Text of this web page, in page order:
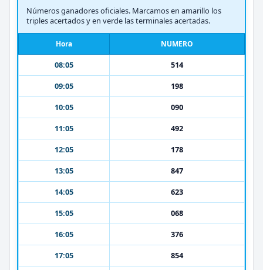
Números ganadores oficiales. Marcamos en amarillo los
triples acertados y en verde las terminales acertadas.
Hora NUMERO
08:05
514
09:05
198
10:05
090
11:05
492
12:05
178
13:05
847
14:05
623
15:05
068
16:05
376
17:05
854